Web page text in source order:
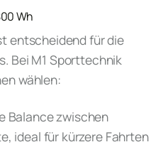
Wh
entscheidend für die
Bei M1 Sporttechnik
wählen:
Balance zwischen
ideal für kürzere Fahrten